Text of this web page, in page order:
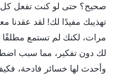
صحيح؟ حتى لو كنت تفعل
تهذيبك مفيدًا لك! لقد عقدنا
مرات، لكنك لم تستمع
لك دون تفكير، مما سبب
وأحدث لها خسائر فادحة،